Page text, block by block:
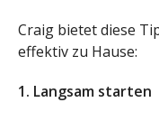
Craig bietet diese
effektiv zu Hause:
1. Langsam starten